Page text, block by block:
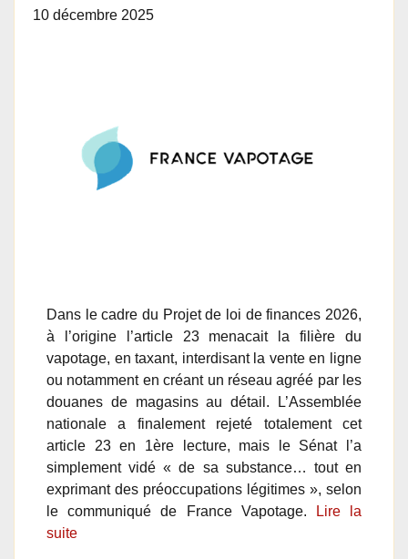
10 décembre 2025
Dans le cadre du Projet de loi de finances 2026,
à l’origine l’article 23 menacait la filière du
vapotage, en taxant, interdisant la vente en ligne
ou notamment en créant un réseau agréé par les
douanes de magasins au détail. L’Assemblée
nationale a finalement rejeté totalement cet
article 23 en 1ère lecture, mais le Sénat l’a
simplement vidé « de sa substance… tout en
exprimant des préoccupations légitimes », selon
le communiqué de France Vapotage.
Lire la
suite